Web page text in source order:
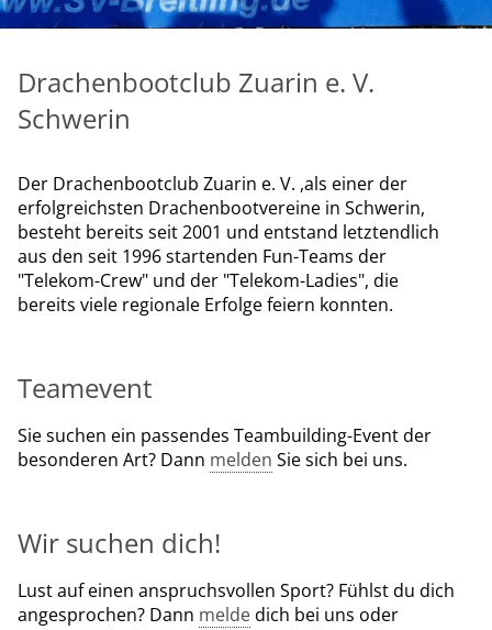
Drachenbootclub Zuarin e. V.
Schwerin
Der Drachenbootclub Zuarin e. V. ,als einer der
erfolgreichsten Drachenbootvereine in Schwerin,
besteht bereits seit 2001 und entstand letztendlich
aus den seit 1996 startenden Fun-Teams der
"Telekom-Crew" und der "Telekom-Ladies", die
bereits viele regionale Erfolge feiern konnten.
Teamevent
Sie suchen ein passendes Teambuilding-Event der
besonderen Art? Dann melden Sie sich bei uns.
Wir suchen dich!
Lust auf einen anspruchsvollen Sport? Fühlst du dich
angesprochen? Dann meldedich bei uns oder